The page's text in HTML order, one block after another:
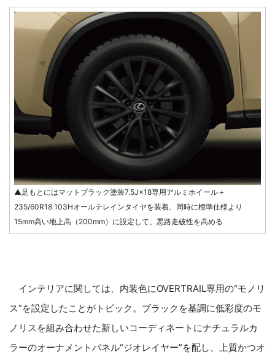
▲足もとにはマットブラック塗装7.5J×18専用アルミホイール＋
235/60R18 103Hオールテレインタイヤを装着。同時に標準仕様より
15mm高い地上高（200mm）に設定して、悪路走破性を高める
インテリアに関しては、内装色にOVERTRAIL専用の“モノリ
ス”を設定したことがトピック。ブラックを基調に低彩度のモ
ノリスを組み合わせた新しいコーディネートにナチュラルカ
ラーのオーナメントパネル“ジオレイヤー”を配し、上質かつオ